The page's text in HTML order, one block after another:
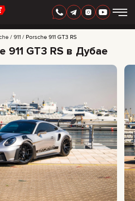
AED
88 88
88 88
911 Porsche 911 GT3 RS
911 GT3 RS в Дубае